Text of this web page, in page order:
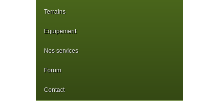
Terrains
Equipement
Nos services
Forum
Contact